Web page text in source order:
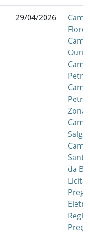
29/04/2026
Zona
da